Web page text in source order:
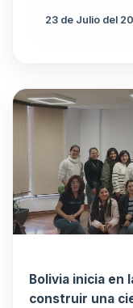
23 de Julio del
Bolivia inicia en
construir una